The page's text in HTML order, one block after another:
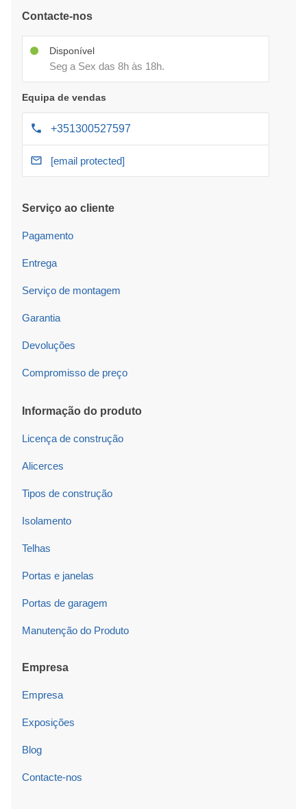
Contacte-nos
Disponível
Seg a Sex das 8h às 18h.
Equipa de vendas
+351300527597
[email protected]
Serviço ao cliente
Pagamento
Entrega
Serviço de montagem
Garantia
Devoluções
Compromisso de preço
Informação do produto
Licença de construção
Alicerces
Tipos de construção
Isolamento
Telhas
Portas e janelas
Portas de garagem
Manutenção do Produto
Empresa
Empresa
Exposições
Blog
Contacte-nos